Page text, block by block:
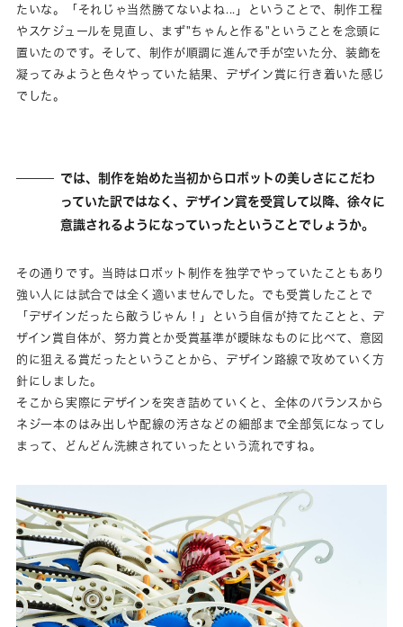
たいな。「それじゃ当然勝てないよね...」ということで、制作工程
やスケジュールを見直し、まず"ちゃんと作る"ということを念頭に
置いたのです。そして、制作が順調に進んで手が空いた分、装飾を
凝ってみようと色々やっていた結果、デザイン賞に行き着いた感じ
でした。
では、制作を始めた当初からロボットの美しさにこだわ
っていた訳ではなく、デザイン賞を受賞して以降、徐々に
意識されるようになっていったということでしょうか。
その通りです。当時はロボット制作を独学でやっていたこともあり
強い人には試合では全く適いませんでした。でも受賞したことで
「デザインだったら敵うじゃん！」という自信が持てたことと、デ
ザイン賞自体が、努力賞とか受賞基準が曖昧なものに比べて、意図
的に狙える賞だったということから、デザイン路線で攻めていく方
針にしました。
そこから実際にデザインを突き詰めていくと、全体のバランスから
ネジ一本のはみ出しや配線の汚さなどの細部まで全部気になってし
まって、どんどん洗練されていったという流れですね。